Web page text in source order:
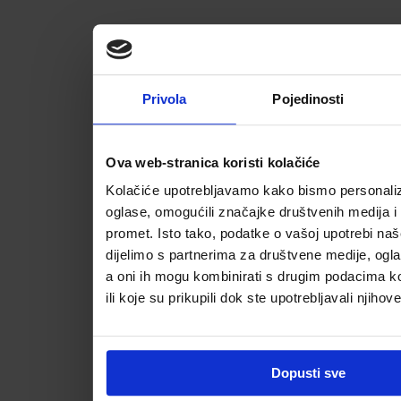
Privola Pojedinosti
Ova web-stranica koristi kolačiće
Kolačiće upotrebljavamo kako bismo
oglase, omogućili značajke društvenih medija i
promet. Isto tako, podatke o vašoj upotrebi
dijelimo s partnerima za društvene medije,
a oni ih mogu kombinirati s drugim podacima
ili koje su prikupili dok ste upotrebljavali
Dopusti sve